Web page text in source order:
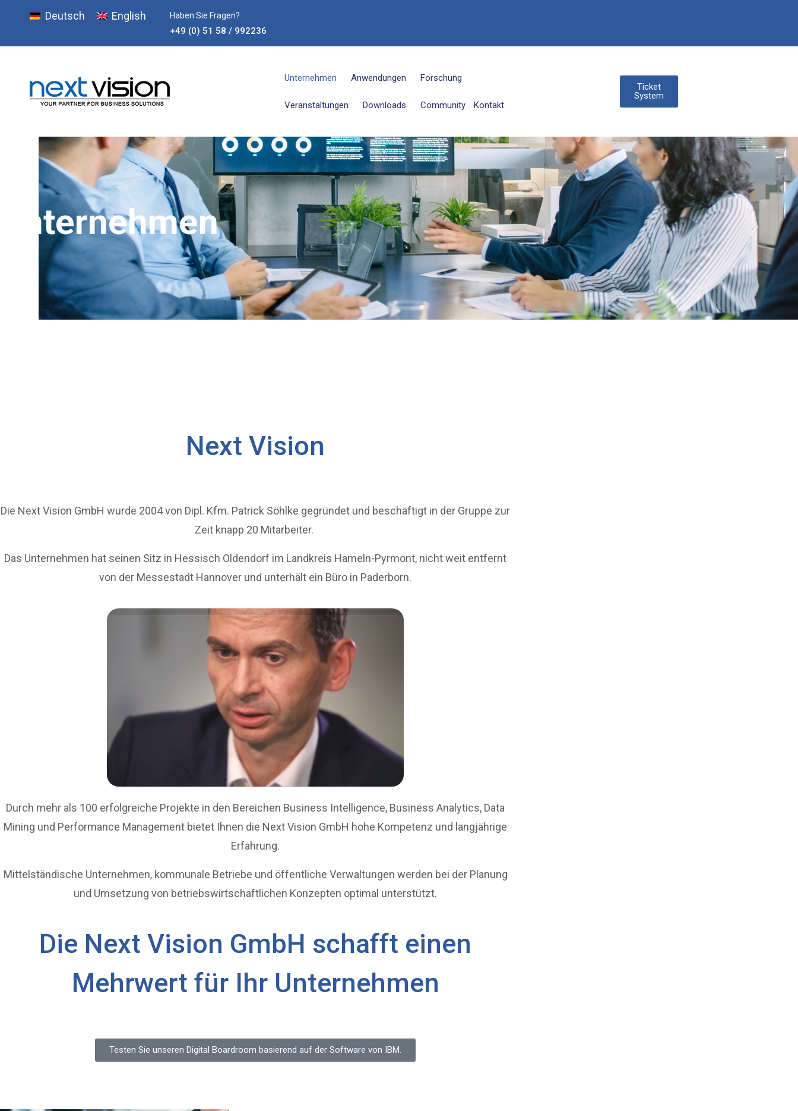
Deutsch English Haben Sie Fragen?
+49 (0) 51 58 / 992236
Unternehmen Anwendungen Forschung
Veranstaltungen Downloads Community Kontakt
Ticket
System
Unternehmen
Next Vision
Die Next Vision GmbH wurde 2004 von Dipl. Kfm. Patrick Söhlke gegründet und beschäftigt in der Gruppe zur
Zeit knapp 20 Mitarbeiter.
Das Unternehmen hat seinen Sitz in Hessisch Oldendorf im Landkreis Hameln-Pyrmont, nicht weit entfernt
von der Messestadt Hannover und unterhält ein Büro in Paderborn.
Durch mehr als 100 erfolgreiche Projekte in den Bereichen Business Intelligence, Business Analytics, Data
Mining und Performance Management bietet Ihnen die Next Vision GmbH hohe Kompetenz und langjährige
Erfahrung.
Mittelständische Unternehmen, kommunale Betriebe und öffentliche Verwaltungen werden bei der Planung
und Umsetzung von betriebswirtschaftlichen Konzepten optimal unterstützt.
Die Next Vision GmbH schafft einen
Mehrwert für Ihr Unternehmen
Testen Sie unseren Digital Boardroom basierend auf der Software von IBM.